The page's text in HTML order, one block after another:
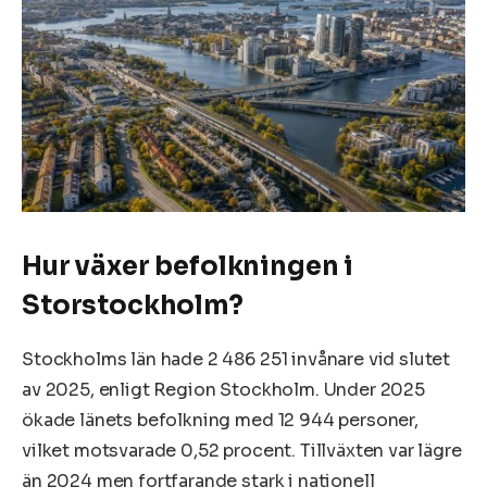
Hur växer befolkningen i
Storstockholm?
Stockholms län hade 2 486 251 invånare vid slutet
av 2025, enligt Region Stockholm. Under 2025
ökade länets befolkning med 12 944 personer,
vilket motsvarade 0,52 procent. Tillväxten var lägre
än 2024 men fortfarande stark i nationell